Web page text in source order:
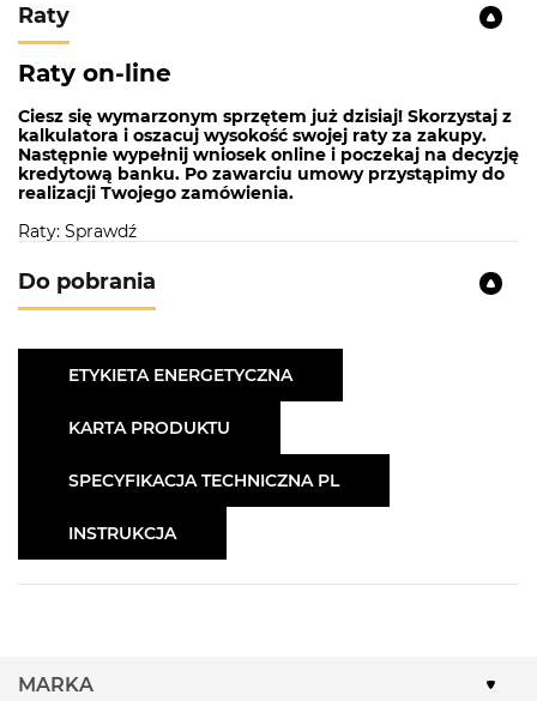
Raty
Raty on-line
Ciesz się wymarzonym sprzętem już dzisiaj! Skorzystaj z
kalkulatora i oszacuj wysokość swojej raty za zakupy.
Następnie wypełnij wniosek online i poczekaj na decyzję
kredytową banku. Po zawarciu umowy przystąpimy do
realizacji Twojego zamówienia.
Raty: Sprawdź
Do pobrania
ETYKIETA ENERGETYCZNA
KARTA PRODUKTU
SPECYFIKACJA TECHNICZNA PL
INSTRUKCJA
MARKA